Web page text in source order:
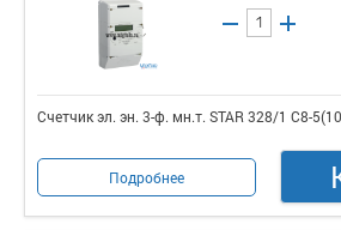
Счетчик эл. эн. 3-ф. мн.т. STAR 328/1 С8-
Подробнее